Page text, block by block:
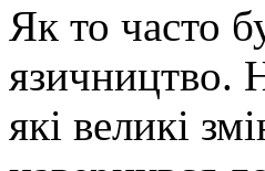
Як то часто
язичництво.
які великі